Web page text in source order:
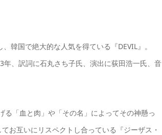
韓国で絶大的な人気を得ている『DEVIL』。
、訳詞に石丸さち子氏、演出に荻田浩一氏、音
「血と肉」や「その名」によってその神懸っ
お互いにリスペクトし合っている『ジーザス・